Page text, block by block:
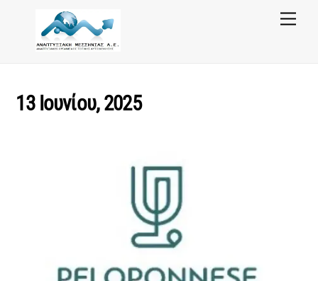
Menu
13 Ιουνίου, 2025